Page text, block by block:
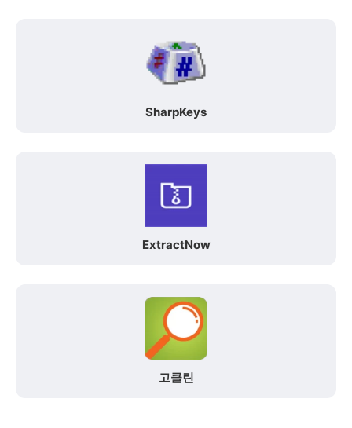
SharpKeys
ExtractNow
고클린